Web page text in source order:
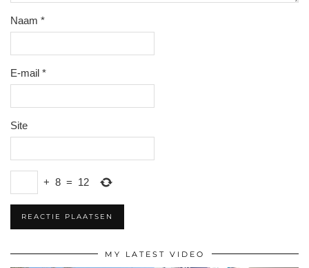
Naam *
E-mail *
Site
+ 8 = 12
MY LATEST VIDEO